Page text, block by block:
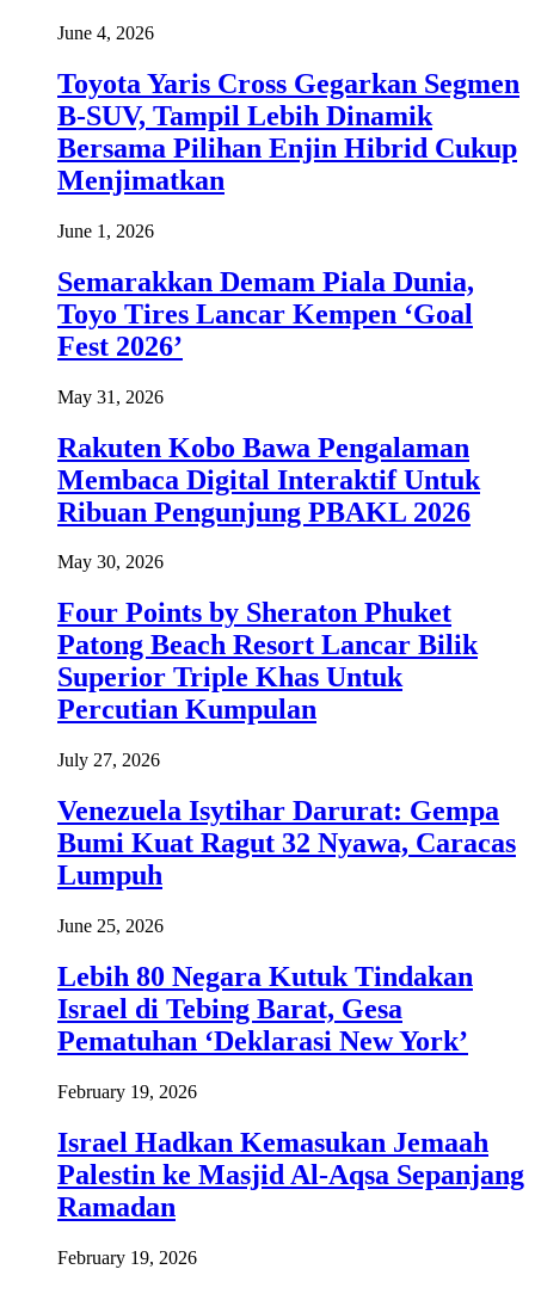
June 4, 2026
Toyota Yaris Cross Gegarkan Segmen
B-SUV, Tampil Lebih Dinamik
Bersama Pilihan Enjin Hibrid Cukup
Menjimatkan
June 1, 2026
Semarakkan Demam Piala Dunia,
Toyo Tires Lancar Kempen ‘Goal
Fest 2026’
May 31, 2026
Rakuten Kobo Bawa Pengalaman
Membaca Digital Interaktif Untuk
Ribuan Pengunjung PBAKL 2026
May 30, 2026
Four Points by Sheraton Phuket
Patong Beach Resort Lancar Bilik
Superior Triple Khas Untuk
Percutian Kumpulan
July 27, 2026
Venezuela Isytihar Darurat: Gempa
Bumi Kuat Ragut 32 Nyawa, Caracas
Lumpuh
June 25, 2026
Lebih 80 Negara Kutuk Tindakan
Israel di Tebing Barat, Gesa
Pematuhan ‘Deklarasi New York’
February 19, 2026
Israel Hadkan Kemasukan Jemaah
Palestin ke Masjid Al-Aqsa Sepanjang
Ramadan
February 19, 2026